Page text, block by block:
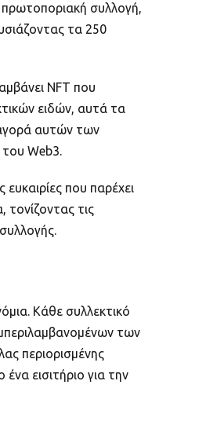
συλλογή,
τα 250
NFT που
ειδών, αυτά τα
αυτών των
του Web3.
που παρέχει
τις
Κάθε συλλεκτικό
των
περιορισμένης
εισιτήριο για την